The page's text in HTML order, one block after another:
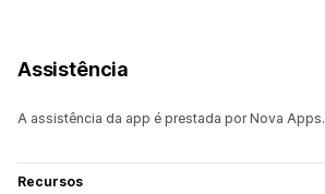
Assistência
A assistência da app é prestada por Nova Apps.
Recursos